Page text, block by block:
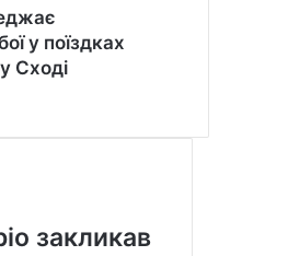
у поїздках
Сході
закликав